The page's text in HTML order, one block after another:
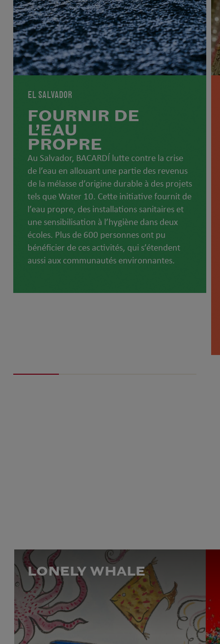
EL SALVADOR
FOURNIR DE
L’EAU
PROPRE
Au Salvador, BACARDÍ lutte contre la crise
de l’eau en allouant une partie des revenus
de la mélasse d’origine durable à des projets
tels que Water 10. Cette initiative fournit de
l’eau propre, des installations sanitaires et
une sensibilisation à l’hygiène dans deux
écoles. Plus de 600 personnes ont pu
bénéficier de ces activités, qui s’étendent
aussi aux communautés environnantes.
LONELY WHALE